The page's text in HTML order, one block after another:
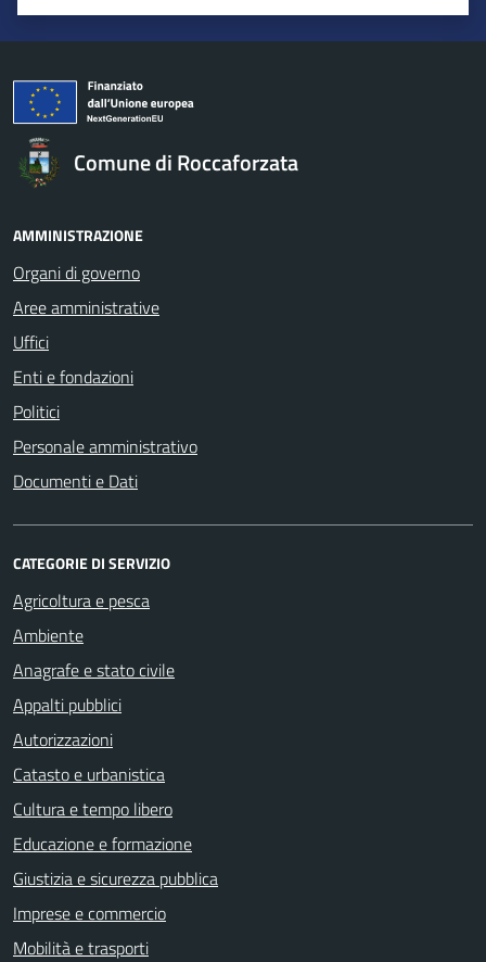
Valuta 5 stelle su 5
Valuta 4 stelle su 5
Valuta 3 stelle su 5
Valuta 2 stelle su 5
Valuta 1 stelle su 5
Comune di Roccaforzata
AMMINISTRAZIONE
Organi di governo
Aree amministrative
Uffici
Enti e fondazioni
Politici
Personale amministrativo
Documenti e Dati
CATEGORIE DI SERVIZIO
Agricoltura e pesca
Ambiente
Anagrafe e stato civile
Appalti pubblici
Autorizzazioni
Catasto e urbanistica
Cultura e tempo libero
Educazione e formazione
Giustizia e sicurezza pubblica
Imprese e commercio
Mobilità e trasporti